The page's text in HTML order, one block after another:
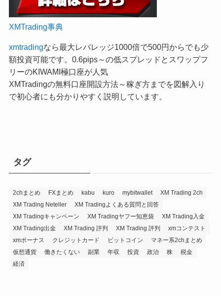
XMTrading事典
xmtradingなら最大レバレッジ1000倍で500円からでも少
額投資可能です。0.6pips～の低スプレッドとスワップフ
リーのKIWAMI極口座が人気
XMTradingの無料口座開設方法～稼ぎ方までを図解入り
で初心者にも分かりやすく説明しています。
タグ
2chまとめ FXまとめ kabu kuro mybitwallet
XM Trading 2ch
XM Trading Neteller
XM Tradingよくある質問と回答
XM Tradingキャンペーン
XM Tradingヤフー知恵袋
XM Trading入金
XM Trading出金
XM Trading 評判 XM Trading 評判
xmコンテスト
xmボーナス
クレジットカード ビットコイン
マネー系2chまとめ
仮想通貨
働きたくない 副業 年収 投資 政治 株
税金
経済